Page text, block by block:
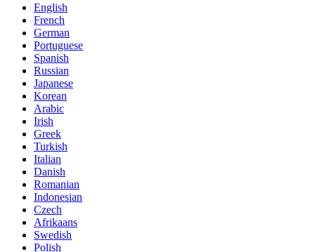
English
French
German
Portuguese
Spanish
Russian
Japanese
Korean
Arabic
Irish
Greek
Turkish
Italian
Danish
Romanian
Indonesian
Czech
Afrikaans
Swedish
Polish